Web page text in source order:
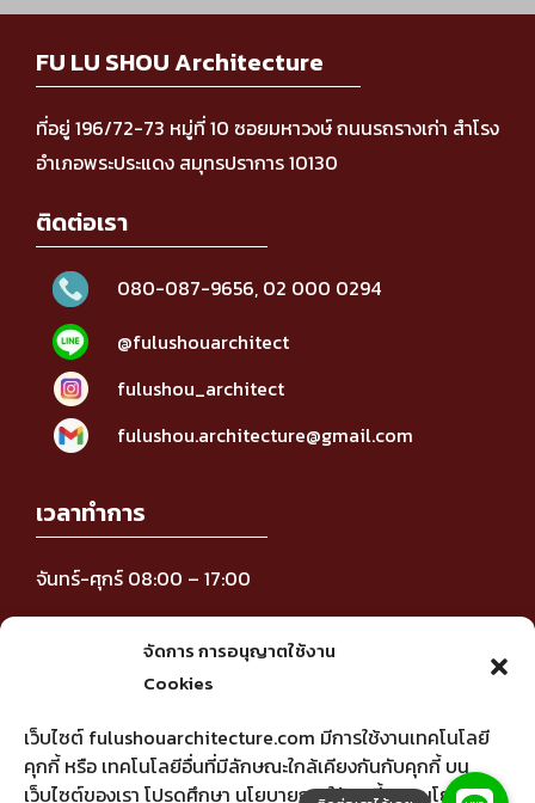
จัดการ การอนุญาตใช้งาน
Cookies
เว็บไซต์ fulushouarchitecture.com มีการใช้งานเทคโนโลยี
คุกกี้ หรือ เทคโนโลยีอื่นที่มีลักษณะใกล้เคียงกันกับคุกกี้ บน
เว็บไซต์ของเรา โปรดศึกษา นโยบายการใช้คุกกี้ และ นโยบาย
FU LU SHOU Architecture
ที่อยู่ 196/72-73 หมู่ที่ 10 ซอยมหาวงษ์ ถนนรถรางเก่า สำโรง
อำเภอพระประแดง สมุทรปราการ 10130
ติดต่อเรา
080-087-9656, 02 000 0294
@fulushouarchitect
fulushou_architect
fulushou.architecture@gmail.com
เวลาทำการ
จันทร์-ศุกร์ 08:00 – 17:00
ติดตามข่าวสาร